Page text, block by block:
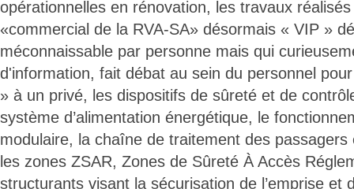
opérationnelles en rénovation, les travaux
«commercial de la RVA-SA» désormais « VIP »
méconnaissable par personne mais qui
d'information, fait débat au sein du personnel
» à un privé, les dispositifs de sûreté et de
système d’alimentation énergétique, le
modulaire, la chaîne de traitement des
les zones ZSAR, Zones de Sûreté À Accès
structurants visant la sécurisation de l’emprise et